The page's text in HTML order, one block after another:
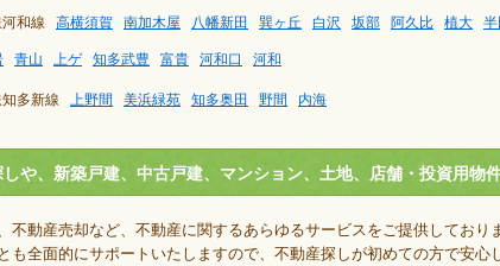
和線 高横須賀 南加木屋 八幡新田 巽ヶ丘 白沢 坂部 阿久比 植大 半
青山 上ゲ 知多武豊 富貴 河和口 河和
多新線 上野間 美浜緑苑 知多奥田 野間 内海
や、新築戸建、中古戸建、マンション、土地、店舗・投資用物
不動産売却など、不動産に関するあらゆるサービスをご提供しており
も全面的にサポートいたしますので、不動産探しが初めての方で安心